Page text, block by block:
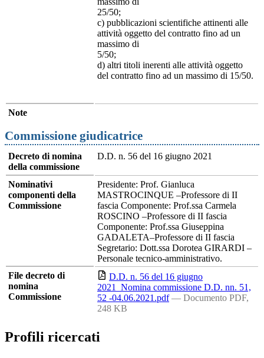
25/50;
c) pubblicazioni scientifiche attinenti alle
attività oggetto del contratto fino ad un
massimo di
5/50;
d) altri titoli inerenti alle attività oggetto
del contratto fino ad un massimo di 15/50.
Note
Commissione giudicatrice
Decreto di nomina
della commissione
D.D. n. 56 del 16 giugno 2021
Nominativi
componenti della
Commissione
Presidente: Prof. Gianluca
MASTROCINQUE –Professore di II
fascia Componente: Prof.ssa Carmela
ROSCINO –Professore di II fascia
Componente: Prof.ssa Giuseppina
GADALETA–Professore di II fascia
Segretario: Dott.ssa Dorotea GIRARDI –
Personale tecnico-amministrativo.
File decreto di
nomina
Commissione
D.D. n. 56 del 16 giugno
2021_Nomina commissione D.D. nn. 51,
52 -04.06.2021.pdf — Documento PDF,
248 KB
Profili ricercati